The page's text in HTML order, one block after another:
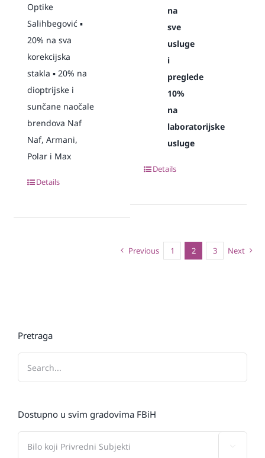
Optike
Salihbegović ▪️
20% na sva
korekcijska
stakla ▪️ 20% na
dioptrijske i
sunčane naočale
brendova Naf
Naf, Armani,
Polar i Max
Details
na
sve
usluge
i
preglede
10%
na
laboratorijske
usluge
Details
Previous 1 2 3 Next
Pretraga
Dostupno u svim gradovima FBiH